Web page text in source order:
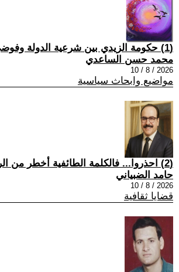
(1) حكومة الزيدي بين شرعية الدولة وفوضى السلاح
محمد حسن الساعدي
2026 / 8 / 10
مواضيع وابحاث سياسية
(2) احذروا... فالكلمة الطائفية أخطر من الرصاصة.
حامد الضبياني
2026 / 8 / 10
قضايا ثقافية